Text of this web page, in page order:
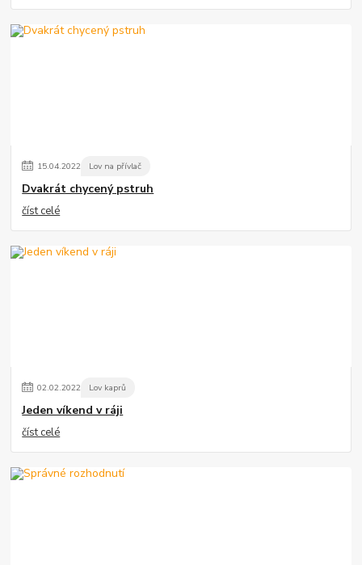
15.04.2022 Lov na přívlač
Dvakrát chycený pstruh
číst celé
02.02.2022 Lov kaprů
Jeden víkend v ráji
číst celé